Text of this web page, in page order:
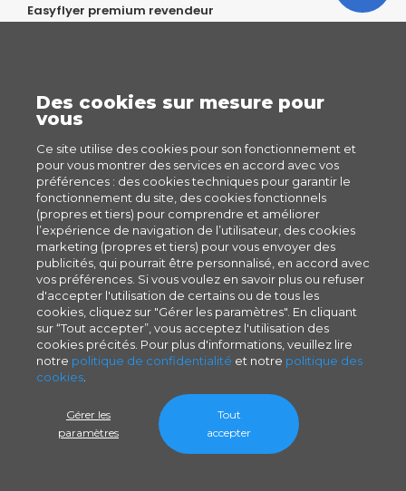
Easyflyer premium revendeur
GIFTA
Politique des Cookies
Politique de Confidentialité
Conditions générales de vente
Mentions légales
Conditions d'utilisation
Politique de confidentialité du Service Satisfaction
Client
Copyright © Easyflyer, a Cimpress Company
Des cookies sur mesure pour
vous
Ce site utilise des cookies pour son fonctionnement et
pour vous montrer des services en accord avec vos
préférences : des cookies techniques pour garantir le
fonctionnement du site, des cookies fonctionnels
(propres et tiers) pour comprendre et améliorer
l’expérience de navigation de l’utilisateur, des cookies
marketing (propres et tiers) pour vous envoyer des
publicités, qui pourrait être personnalisé, en accord avec
vos préférences. Si vous voulez en savoir plus ou refuser
d'accepter l'utilisation de certains ou de tous les
cookies, cliquez sur "Gérer les paramètres". En cliquant
sur “Tout accepter”, vous acceptez l'utilisation des
cookies précités. Pour plus d'informations, veuillez lire
notre politique de confidentialité et notre politique des
cookies
Gérer les
paramètres
Tout
accepter